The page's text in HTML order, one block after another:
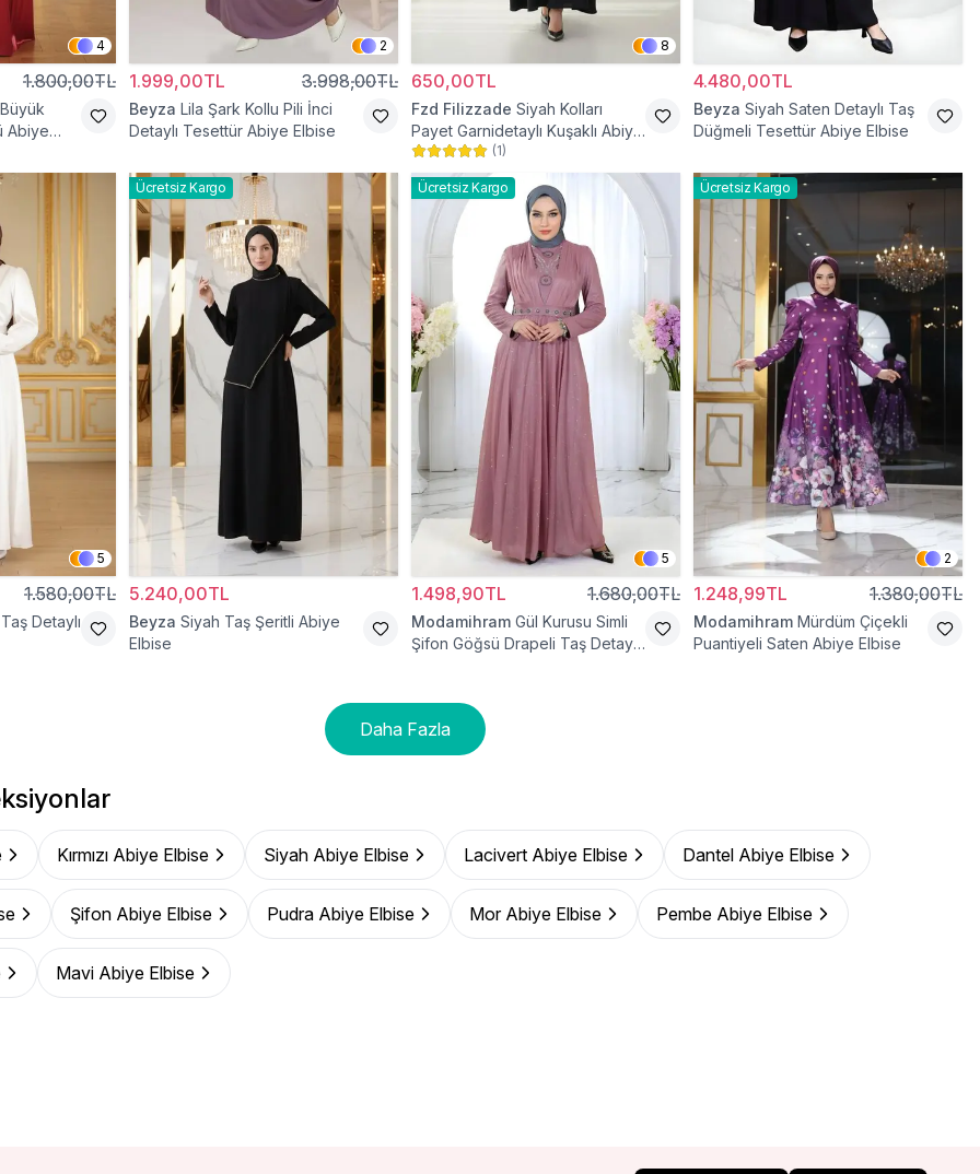
4
1.800,00TL
Abiye
2
1.999,00TL 3.998,00TL
Beyza Lila Şark Kollu Pili İnci
Detaylı Tesettür Abiye Elbise
8
650,00TL
Fzd Filizzade Siyah Kolları
Payet Garnidetaylı Kuşaklı Abiye
Elbise
(1)
4.480,00TL
Beyza Siyah Saten Detaylı Taş
Düğmeli Tesettür Abiye Elbise
5
1.580,00TL
Detaylı
Ücretsiz Kargo
5.240,00TL
Beyza Siyah Taş Şeritli Abiye
Elbise
Ücretsiz Kargo
5
1.498,90TL 1.680,00TL
Modamihram Gül Kurusu Simli
Şifon Göğsü Drapeli Taş Detaylı
Ücretsiz Kargo
2
1.248,99TL 1.380,00TL
Modamihram Mürdüm Çiçekli
Puantiyeli Saten Abiye Elbise
Daha Fazla
Kırmızı Abiye Elbise Siyah Abiye Elbise Lacivert Abiye Elbise Dantel Abiye Elbise
Şifon Abiye Elbise Pudra Abiye Elbise Mor Abiye Elbise Pembe Abiye Elbise
Mavi Abiye Elbise